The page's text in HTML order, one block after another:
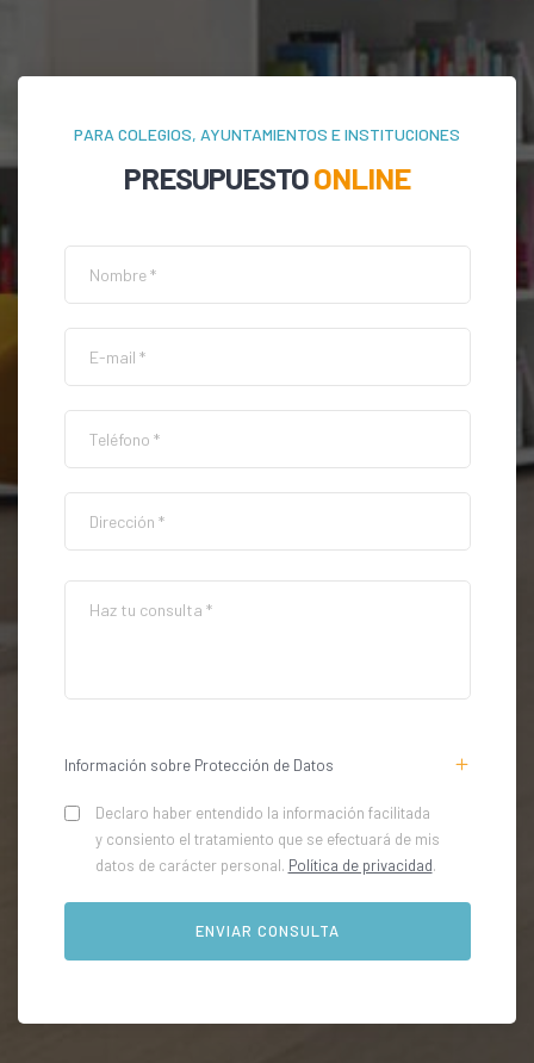
PARA COLEGIOS, AYUNTAMIENTOS E INSTITUCIONES
PRESUPUESTOONLINE
Información sobre Protección de Datos
Declaro haber entendido la información facilitada
y consiento el tratamiento que se efectuará de mis
datos de carácter personal. Política de privacidad.